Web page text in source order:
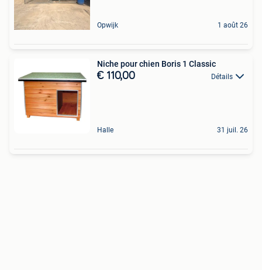
Opwijk 1 août 26
Niche pour chien Boris 1 Classic
€ 110,00 Détails
Halle 31 juil. 26